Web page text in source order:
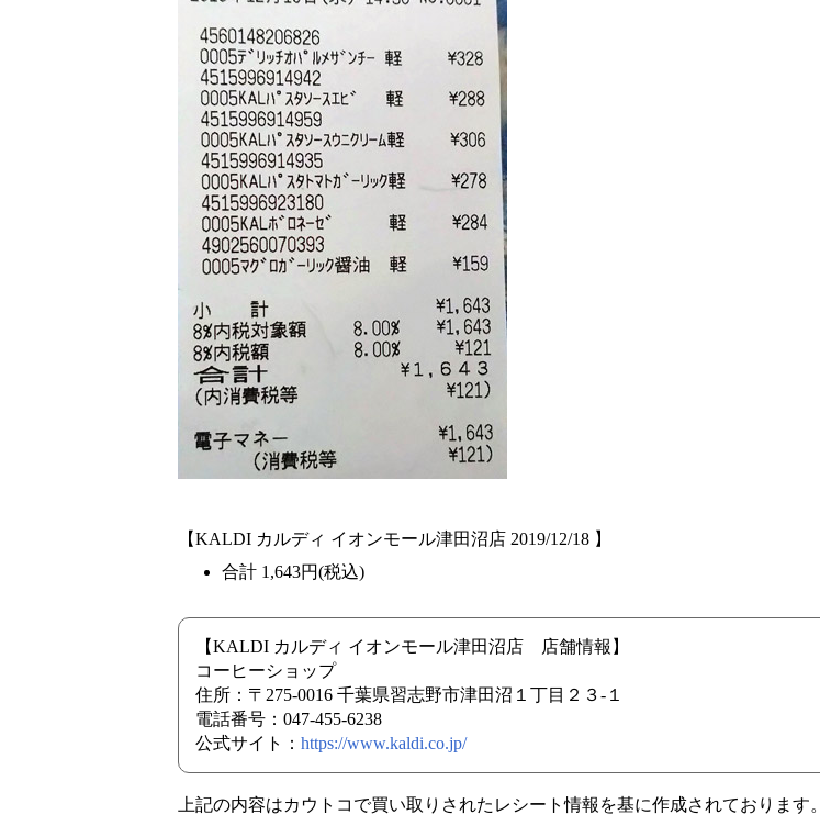
【KALDI カルディ イオンモール津田沼店 2019/12/18 】
合計 1,643円(税込)
【KALDI カルディ イオンモール津田沼店 店舗情報】
コーヒーショップ
住所：〒275-0016 千葉県習志野市津田沼１丁目２３-１
電話番号：047-455-6238
公式サイト： https://www.kaldi.co.jp/
上記の内容はカウトコで買い取りされたレシート情報を基に作成されております。